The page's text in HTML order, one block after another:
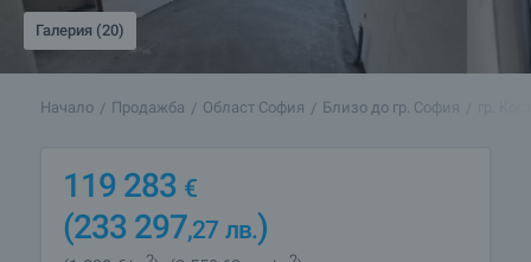
Галерия (20)
Начало Продажба Област София Близо до гр. София
119 283 €
(233 297,27 лв.)